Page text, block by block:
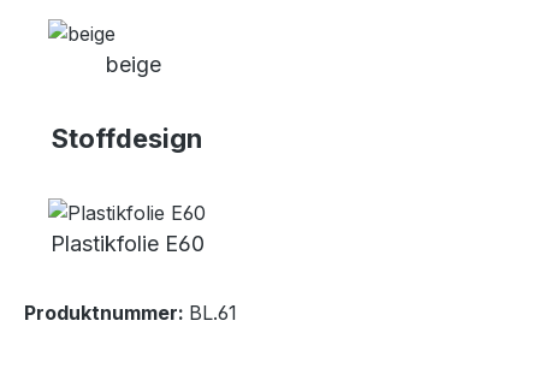
beige
Stoffdesign
Plastikfolie E60
Produktnummer: BL.61